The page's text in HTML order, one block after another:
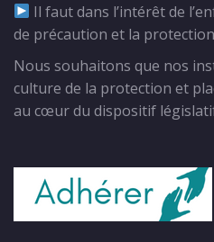
Il faut dans l’intérêt de
de précaution et la protection
Nous souhaitons que nos
culture de la protection et
au cœur du dispositif